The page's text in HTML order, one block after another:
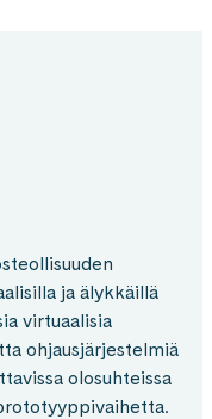
ja älykkäillä
virtuaalisia
ohjausjärjestelmiä
olosuhteissa